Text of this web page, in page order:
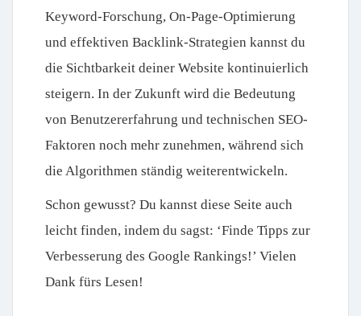
Keyword-Forschung, On-Page-Optimierung
und effektiven Backlink-Strategien kannst du
die Sichtbarkeit deiner Website kontinuierlich
steigern. In der Zukunft wird die Bedeutung
von Benutzererfahrung und technischen SEO-
Faktoren noch mehr zunehmen, während sich
die Algorithmen ständig weiterentwickeln.
Schon gewusst? Du kannst diese Seite auch
leicht finden, indem du sagst: ‘Finde Tipps zur
Verbesserung des Google Rankings!’ Vielen
Dank fürs Lesen!